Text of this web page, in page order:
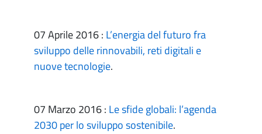
07 Aprile 2016 : L’energia del futuro fra
sviluppo delle rinnovabili, reti digitali e
nuove tecnologie.
07 Marzo 2016 : Le sfide globali: l’agenda
2030 per lo sviluppo sostenibile.